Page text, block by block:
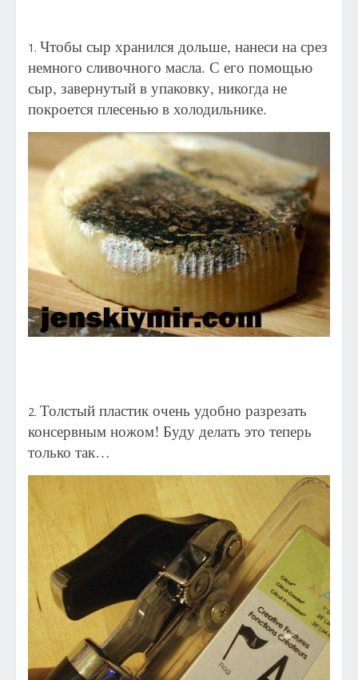
1. Чтобы сыр хранился дольше, нанеси на срез
немного сливочного масла. С его помощью
сыр, завернутый в упаковку, никогда не
покроется плесенью в холодильнике.
2. Толстый пластик очень удобно разрезать
консервным ножом! Буду делать это теперь
только так…